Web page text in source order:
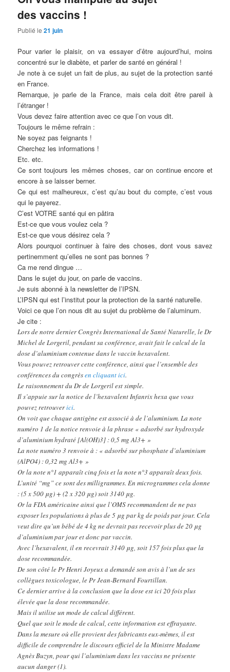
des vaccins !
Publié le21 juin
Pour varier le plaisir, on va essayer d’être aujourd’hui, moins
concentré sur le diabète, et parler de santé en général !
Je note à ce sujet un fait de plus, au sujet de la protection santé
en France.
Remarque, je parle de la France, mais cela doit être pareil à
l’étranger !
Vous devez faire attention avec ce que l’on vous dit.
Toujours le même refrain :
Ne soyez pas feignants !
Cherchez les informations !
Etc. etc.
Ce sont toujours les mêmes choses, car on continue encore et
encore à se laisser berner.
Ce qui est malheureux, c’est qu’au bout du compte, c’est vous
qui le payerez.
C’est VOTRE santé qui en pâtira
Est-ce que vous voulez cela ?
Est-ce que vous désirez cela ?
Alors pourquoi continuer à faire des choses, dont vous savez
pertinemment qu’elles ne sont pas bonnes ?
Ca me rend dingue …
Dans le sujet du jour, on parle de vaccins.
Je suis abonné à la newsletter de l’IPSN.
L’IPSN qui est l’institut pour la protection de la santé naturelle.
Voici ce que l’on nous dit au sujet du problème de l’aluminum.
Je cite :
Lors de notre dernier Congrès International de Santé Naturelle, le Dr
Michel de Lorgeril, pendant sa conférence, avait fait le calcul de la
dose d’aluminium contenue dans le vaccin hexavalent.
Vous pouvez retrouver cette conférence, ainsi que l’ensemble des
conférences du congrèsen cliquant ici.
Le raisonnement du Dr de Lorgeril est simple.
Il s’appuie sur la notice de l’hexavalent Infanrix hexa que vous
pouvez retrouverici.
On voit que chaque antigène est associé à de l’aluminium. La note
numéro 1 de la notice renvoie à la phrase « adsorbé sur hydroxyde
d’aluminium hydraté [Al(OH)3] : 0,5 mg Al3+ »
La note numéro 3 renvoie à : « adsorbé sur phosphate d’aluminium
(AlPO4) : 0,32 mg Al3+ »
Or la note n°1 apparaît cinq fois et la note n°3 apparaît deux fois.
L’unité “mg” ce sont des milligrammes. En microgrammes cela donne
: (5 x 500 μg) + (2 x 320 μg) soit 3140 μg.
Or la FDA américaine ainsi que l’OMS recommandent de ne pas
exposer les populations à plus de 5 μg par kg de poids par jour. Cela
veut dire qu’un bébé de 4 kg ne devrait pas recevoir plus de 20 μg
d’aluminium par jour et donc par vaccin.
Avec l’hexavalent, il en recevrait 3140 μg, soit 157 fois plus que la
dose recommandée.
De son côté le Pr Henri Joyeux a demandé son avis à l’un de ses
collègues toxicologue, le Pr Jean-Bernard Fourtillan.
Ce dernier arrive à la conclusion que la dose est ici 20 fois plus
élevée que la dose recommandée.
Mais il utilise un mode de calcul différent.
Quel que soit le mode de calcul, cette information est effrayante.
Dans la mesure où elle provient des fabricants eux-mêmes, il est
difficile de comprendre le discours officiel de la Ministre Madame
Agnès Buzyn, pour qui l’aluminium dans les vaccins ne présente
aucun danger (1).